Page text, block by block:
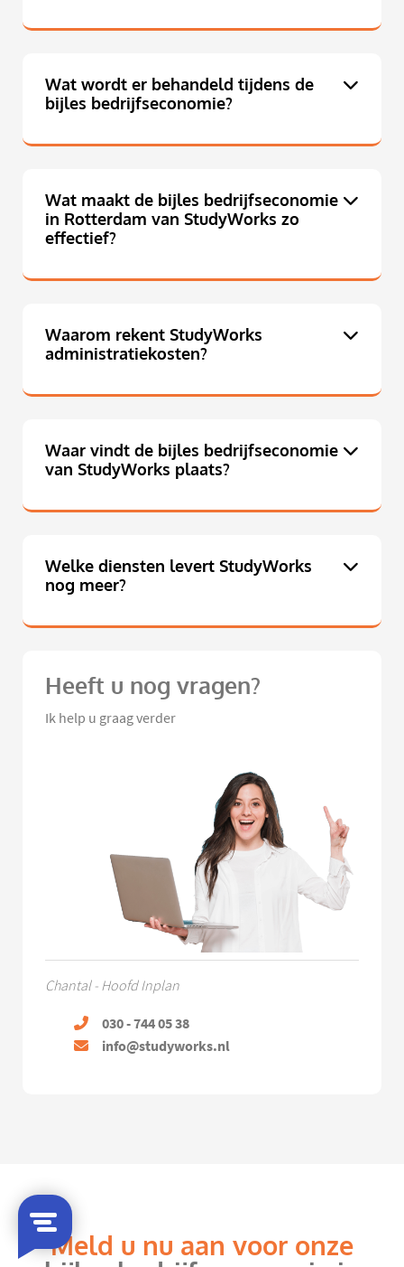
Wat wordt er behandeld tijdens de
bijles bedrijfseconomie?
Wat maakt de bijles bedrijfseconomie
in Rotterdam van StudyWorks zo
effectief?
Waarom rekent StudyWorks
administratiekosten?
Waar vindt de bijles bedrijfseconomie
van StudyWorks plaats?
Welke diensten levert StudyWorks
nog meer?
Heeft u nog vragen?
Ik help u graag verder
Chantal - Hoofd Inplan
030 - 744 05 38
info@studyworks.nl
Meld u nu aan voor onze